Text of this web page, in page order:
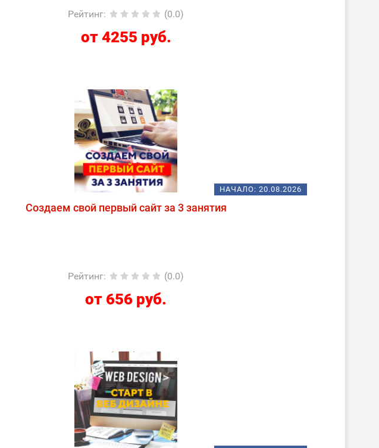
Рейтинг: (0.0)
от 4255 руб.
НАЧАЛО: 20.08.2026
Создаем свой первый сайт за 3 занятия
Рейтинг: (0.0)
от 656 руб.